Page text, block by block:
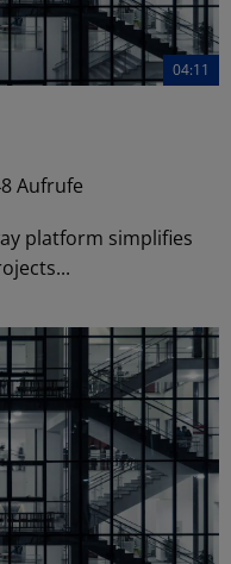
04:11
Aufrufe
platform simplifies